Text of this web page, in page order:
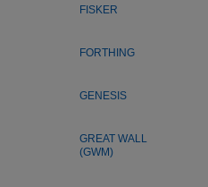
FISKER
FORTHING
GENESIS
GREAT WALL
(GWM)